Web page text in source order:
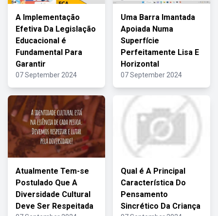
A Implementação
Efetiva Da Legislação
Educacional é
Fundamental Para
Garantir
07 September 2024
Uma Barra Imantada
Apoiada Numa
Superfície
Perfeitamente Lisa E
Horizontal
07 September 2024
Atualmente Tem-se
Postulado Que A
Diversidade Cultural
Deve Ser Respeitada
Qual é A Principal
Característica Do
Pensamento
Sincrético Da Criança